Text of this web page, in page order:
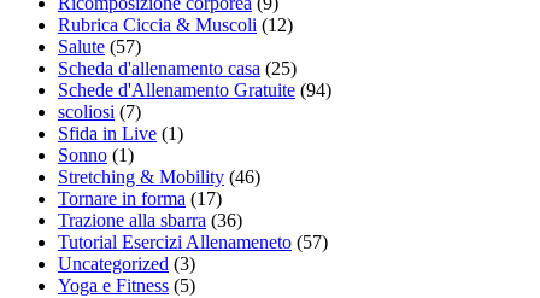
Rubrica Ciccia & Muscoli (12)
Salute (57)
Scheda d'allenamento casa (25)
Schede d'Allenamento Gratuite (94)
scoliosi (7)
Sfida in Live (1)
Sonno (1)
Stretching & Mobility (46)
Tornare in forma (17)
Trazione alla sbarra (36)
Tutorial Esercizi Allenameneto (57)
Uncategorized (3)
Yoga e Fitness (5)